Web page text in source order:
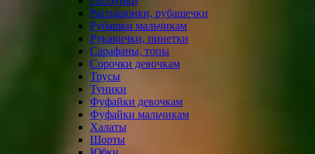
Распашонки, рубашечки
Рубашки мальчикам
Рукавички, пинетки
Сарафаны, топы
Сорочки девочкам
Трусы
Туники
Фуфайки девочкам
Фуфайки мальчикам
Халаты
Шорты